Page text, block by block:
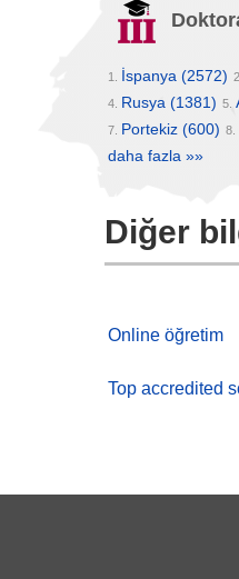
1. İspanya (2572) 2.
4. Rusya (1381) 5.
7. Portekiz (600) 8.
daha fazla »»
Diğer
Online öğretim
Top accredited